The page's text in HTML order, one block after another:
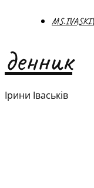
денник
Ірини Іваськів